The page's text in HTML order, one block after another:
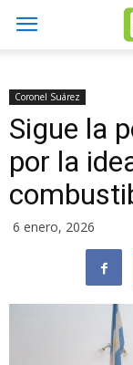
Coronel Suárez
Sigue la
por la
6 enero, 2026